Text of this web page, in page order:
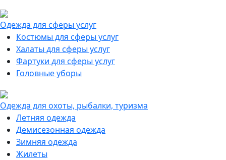
Одежда для сферы услуг
Костюмы для сферы услуг
Халаты для сферы услуг
Фартуки для сферы услуг
Головные уборы
Одежда для охоты, рыбалки, туризма
Летняя одежда
Демисезонная одежда
Зимняя одежда
Жилеты